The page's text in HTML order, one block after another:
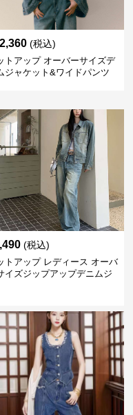
(税込)
トアップ オーバーサイズデ
ジャケット&ワイドパンツ
(税込)
トアップ レディース オーバ
イズジップアップデニムジ